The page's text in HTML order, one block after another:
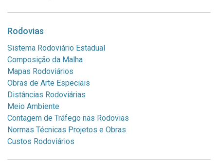
Rodovias
Sistema Rodoviário Estadual
Composição da Malha
Mapas Rodoviários
Obras de Arte Especiais
Distâncias Rodoviárias
Meio Ambiente
Contagem de Tráfego nas Rodovias
Normas Técnicas Projetos e Obras
Custos Rodoviários